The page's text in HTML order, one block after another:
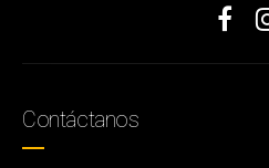
Contáctanos